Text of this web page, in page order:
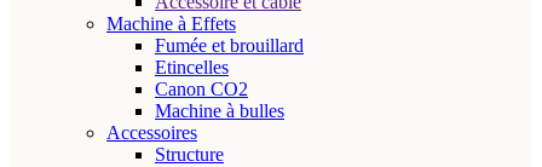
Machine à Effets
Fumée et brouillard
Etincelles
Canon CO2
Machine à bulles
Accessoires
Structure